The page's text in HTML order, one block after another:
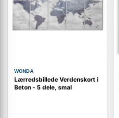
WONDA
Lærredsbillede Verdenskort i
Beton - 5 dele, smal